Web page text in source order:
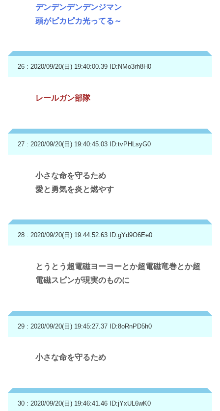
デンデンデンデンジマン
頭がピカピカ光ってる～
26 : 2020/09/20(日) 19:40:00.39 ID:NMo3rh8H0
レールガン部隊
27 : 2020/09/20(日) 19:40:45.03 ID:tvPHLsyG0
小さな命を守るため
愛と勇気を炎と燃やす
28 : 2020/09/20(日) 19:44:52.63 ID:gYd9O6Ee0
とうとう超電磁ヨーヨーとか超電磁竜巻とか超
電磁スピンが現実のものに
29 : 2020/09/20(日) 19:45:27.37 ID:8oRnPD5h0
小さな命を守るため
30 : 2020/09/20(日) 19:46:41.46 ID:jYxUL6wK0